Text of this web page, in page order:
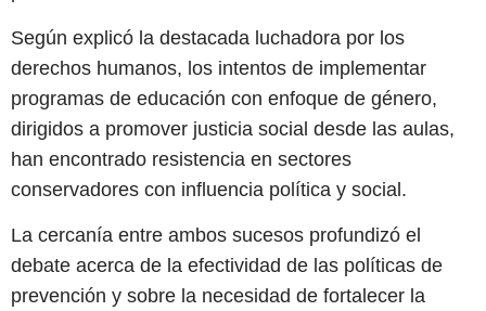
Según explicó la destacada luchadora por los
derechos humanos, los intentos de implementar
programas de educación con enfoque de género,
dirigidos a promover justicia social desde las aulas,
han encontrado resistencia en sectores
conservadores con influencia política y social.
La cercanía entre ambos sucesos profundizó el
debate acerca de la efectividad de las políticas de
prevención y sobre la necesidad de fortalecer la